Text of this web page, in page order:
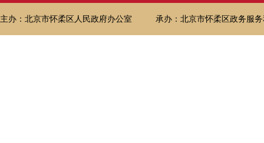
主办：北京市怀柔区人民政府办公室 承办：北京市怀柔区政务服